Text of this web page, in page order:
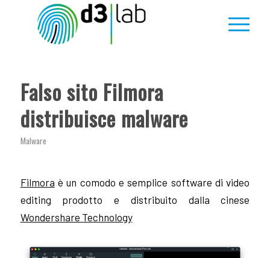
Falso sito Filmora
distribuisce malware
Malware
Filmora è un comodo e semplice software di video
editing prodotto e distribuito dalla cinese
Wondershare Technology